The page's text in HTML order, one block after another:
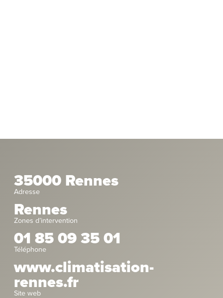
35000 Rennes
Adresse
Rennes
Zones d’intervention
01 85 09 35 01
Téléphone
www.climatisation-
rennes.fr
Site web